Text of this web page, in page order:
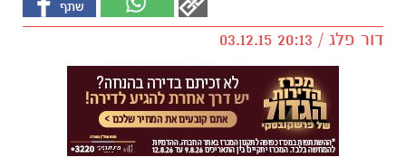
דור פלג / 20:13 03.12.15